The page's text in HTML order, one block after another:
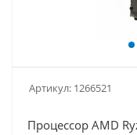
Артикул: 1266521
Процессор AMD